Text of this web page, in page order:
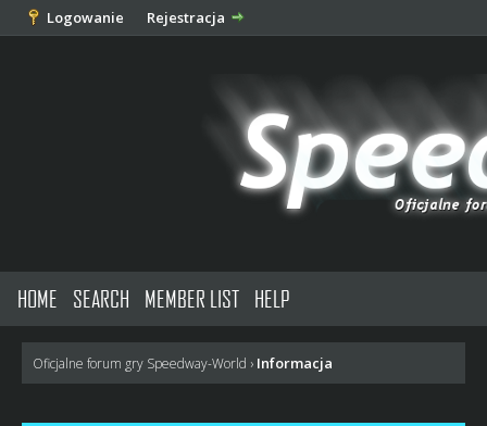
Logowanie Rejestracja
HOME SEARCH MEMBER LIST HELP
Oficjalne forum gry Speedway-World › Informacja